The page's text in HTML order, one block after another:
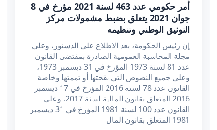
أمر حكومي عدد 463 لسنة 2021 مؤرخ في 8
جوان 2021 يتعلق بضبط مشمولات مركز
التوثيق الوطني وتنظيمه
إن رئيس الحكومة، بعد الاطلاع على الدستور، وعلى
مجلة المحاسبة العمومية الصادرة بمقتضى القانون
عدد 81 لسنة 1973 المؤرخ في 31 ديسمبر 1973،
وعلى جميع النصوص التي نقحتها أو تممتها وخاصة
القانون عدد 78 لسنة 2016 المؤرخ في 17 ديسمبر
2016 المتعلق بقانون المالية لسنة 2017، وعلى
القانون عدد 100 لسنة 1981 المؤرخ في 31 ديسمبر
1981 المتعلق بقانون المال